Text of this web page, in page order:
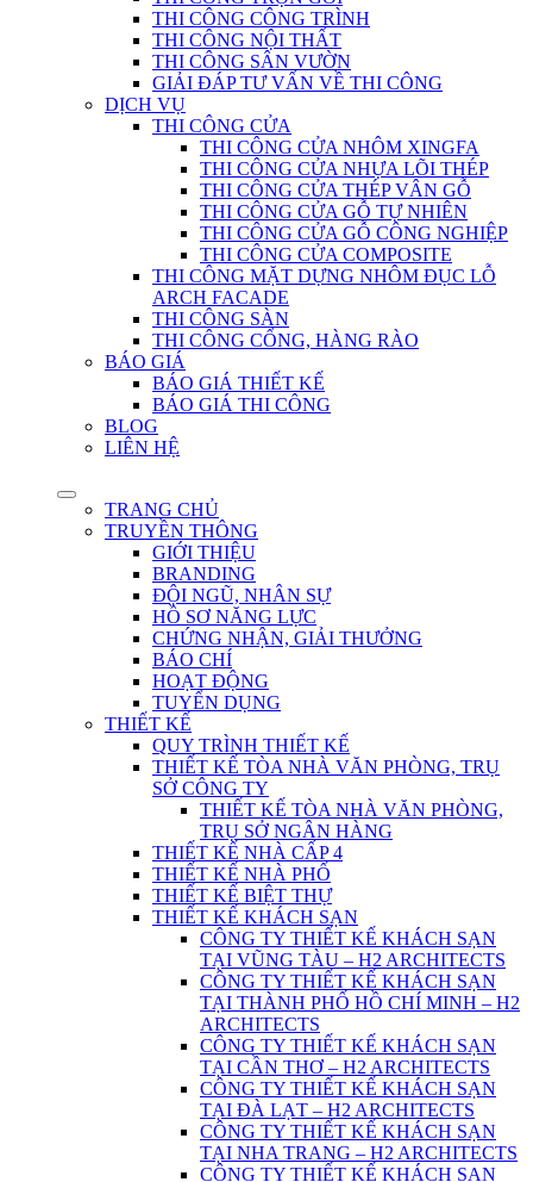
THI CÔNG CÔNG TRÌNH
THI CÔNG NỘI THẤT
THI CÔNG SÂN VƯỜN
GIẢI ĐÁP TƯ VẤN VỀ THI CÔNG
DỊCH VỤ
THI CÔNG CỬA
THI CÔNG CỬA NHÔM XINGFA
THI CÔNG CỬA NHỰA LÕI THÉP
THI CÔNG CỬA THÉP VÂN GỖ
THI CÔNG CỬA GỖ TỰ NHIÊN
THI CÔNG CỬA GỖ CÔNG NGHIỆP
THI CÔNG CỬA COMPOSITE
THI CÔNG MẶT DỰNG NHÔM ĐỤC LỖ
ARCH FACADE
THI CÔNG SÀN
THI CÔNG CỔNG, HÀNG RÀO
BÁO GIÁ
BÁO GIÁ THIẾT KẾ
BÁO GIÁ THI CÔNG
BLOG
LIÊN HỆ
TRANG CHỦ
TRUYỀN THÔNG
GIỚI THIỆU
BRANDING
ĐỘI NGŨ, NHÂN SỰ
HỒ SƠ NĂNG LỰC
CHỨNG NHẬN, GIẢI THƯỞNG
BÁO CHÍ
HOẠT ĐỘNG
TUYỂN DỤNG
THIẾT KẾ
QUY TRÌNH THIẾT KẾ
THIẾT KẾ TÒA NHÀ VĂN PHÒNG, TRỤ
SỞ CÔNG TY
THIẾT KẾ TÒA NHÀ VĂN PHÒNG,
TRỤ SỞ NGÂN HÀNG
THIẾT KẾ NHÀ CẤP 4
THIẾT KẾ NHÀ PHỐ
THIẾT KẾ BIỆT THỰ
THIẾT KẾ KHÁCH SẠN
CÔNG TY THIẾT KẾ KHÁCH SẠN
TẠI VŨNG TÀU – H2 ARCHITECTS
CÔNG TY THIẾT KẾ KHÁCH SẠN
TẠI THÀNH PHỐ HỒ CHÍ MINH – H2
ARCHITECTS
CÔNG TY THIẾT KẾ KHÁCH SẠN
TẠI CẦN THƠ – H2 ARCHITECTS
CÔNG TY THIẾT KẾ KHÁCH SẠN
TẠI ĐÀ LẠT – H2 ARCHITECTS
CÔNG TY THIẾT KẾ KHÁCH SẠN
TẠI NHA TRANG – H2 ARCHITECTS
CÔNG TY THIẾT KẾ KHÁCH SẠN